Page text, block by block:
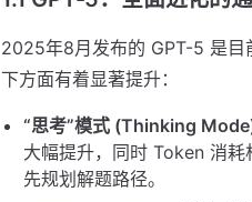
2025年8月发布的 GPT-5 是目
下方面有着显著提升：
“思考”模式 (Thinking
大幅提升，同时 Token 消
先规划解题路径。